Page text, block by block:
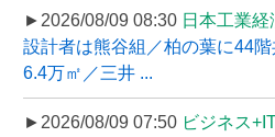
►2026/08/09 08:30 日本工業経
設計者は熊谷組／柏の葉に44
6.4万㎡／三井 ...
►2026/08/09 07:50 ビジネス